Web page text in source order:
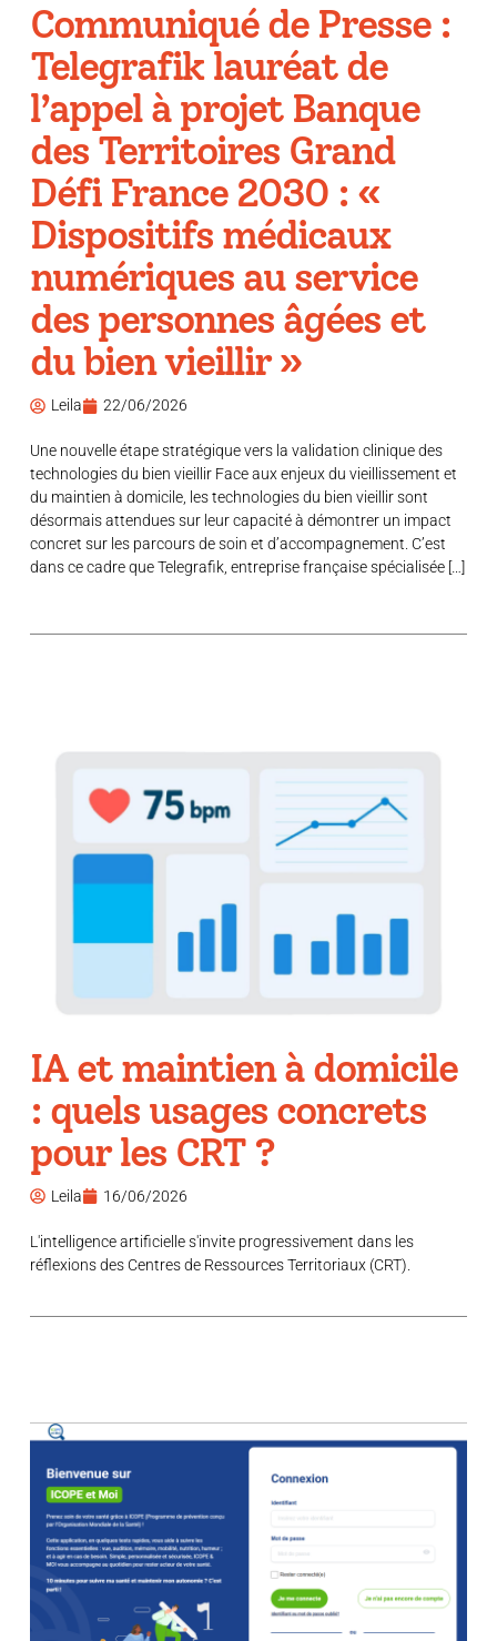
Communiqué de Presse :
Telegrafik lauréat de
l’appel à projet Banque
des Territoires Grand
Défi France 2030 : «
Dispositifs médicaux
numériques au service
des personnes âgées et
du bien vieillir »
Leila 22/06/2026
Une nouvelle étape stratégique vers la validation clinique des
technologies du bien vieillir Face aux enjeux du vieillissement et
du maintien à domicile, les technologies du bien vieillir sont
désormais attendues sur leur capacité à démontrer un impact
concret sur les parcours de soin et d’accompagnement. C’est
dans ce cadre que Telegrafik, entreprise française spécialisée […]
IA et maintien à domicile
: quels usages concrets
pour les CRT ?
Leila 16/06/2026
L'intelligence artificielle s'invite progressivement dans les
réflexions des Centres de Ressources Territoriaux (CRT).